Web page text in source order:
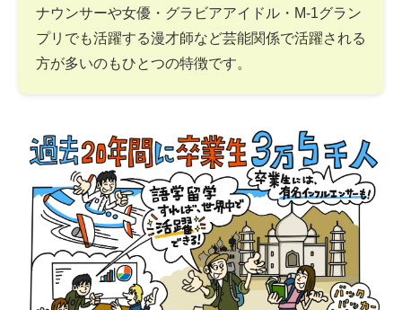
ナウンサーや女優・グラビアアイドル・M-1グラン
プリでも活躍する漫才師など芸能関係で活躍される
方が多いのもひとつの特徴です。